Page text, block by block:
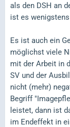
als den DSH an
ist es
Es ist auch ein
möglichst viele
mit der Arbeit in
SV und der
nicht (mehr)
Begriff
leistet, dann ist
im Endeffekt in